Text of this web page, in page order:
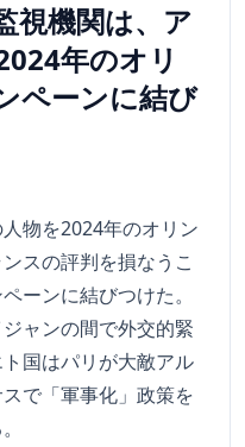
視機関は、ア
年のオリ
ペーンに結び
物を2024年のオリン
スの評判を損なうこ
ーンに結びつけた。
ャンの間で外交的緊
国はパリが大敵アル
で「軍事化」政策を